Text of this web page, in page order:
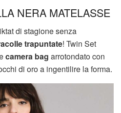
NERA MATELASSE
di stagione senza
trapuntate! Twin Set
camera bag arrotondato con
di oro a ingentilire la forma.